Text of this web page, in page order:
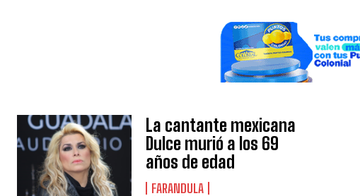
La cantante mexicana
Dulce murió a los 69
años de edad
FARANDULA